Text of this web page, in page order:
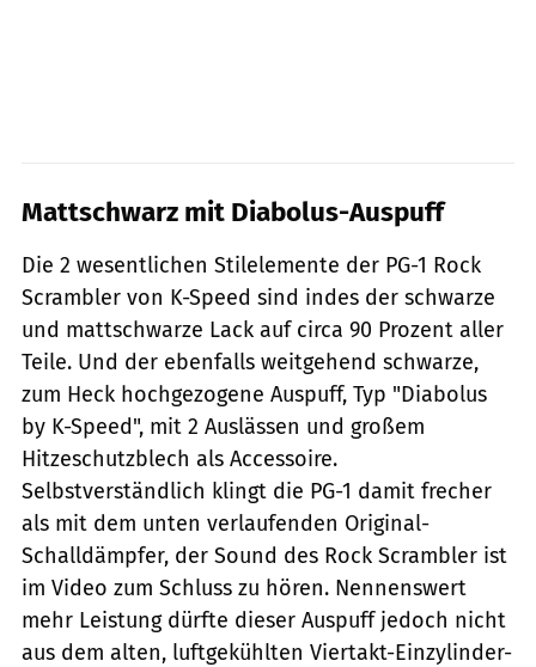
Mattschwarz mit Diabolus-Auspuff
Die 2 wesentlichen Stilelemente der PG-1 Rock
Scrambler von K-Speed sind indes der schwarze
und mattschwarze Lack auf circa 90 Prozent aller
Teile. Und der ebenfalls weitgehend schwarze,
zum Heck hochgezogene Auspuff, Typ "Diabolus
by K-Speed", mit 2 Auslässen und großem
Hitzeschutzblech als Accessoire.
Selbstverständlich klingt die PG-1 damit frecher
als mit dem unten verlaufenden Original-
Schalldämpfer, der Sound des Rock Scrambler ist
im Video zum Schluss zu hören. Nennenswert
mehr Leistung dürfte dieser Auspuff jedoch nicht
aus dem alten, luftgekühlten Viertakt-Einzylinder-